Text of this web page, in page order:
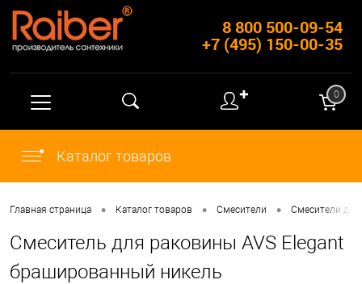
8 800 500-09-54
+7 (495) 150-00-35
✚ 0
Каталог товаров
Главная страница • Каталог товаров • Смесители • Смесители
Смеситель для раковины AVS Elegant
брашированный никель